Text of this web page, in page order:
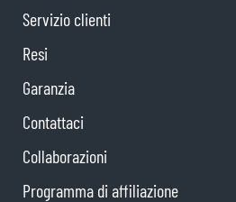
Servizio clienti
Resi
Garanzia
Contattaci
Collaborazioni
Programma di affiliazione